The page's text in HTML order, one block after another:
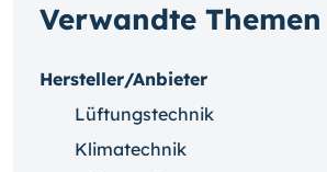
Verwandte Themen
Hersteller/Anbieter
Lüftungstechnik
Klimatechnik